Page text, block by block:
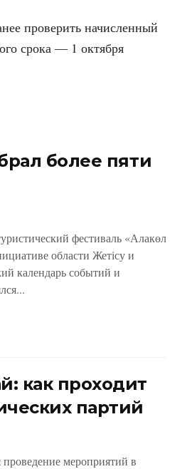
проверить начисленный
срока — 1 октября
более пяти
фестиваль «Алакөл
области Жетісу и
календарь событий и
как проходит
партий
мероприятий в